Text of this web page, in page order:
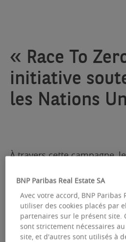
« Race To
initiative
les Nations
À travers cette campagne,
économique fondée sur la
des risques climatiques et
durable. Entreprises, villes,
financières et éducatives
BNP Paribas Real Estate SA
Avec votre accord, BNP Paribas
utiliser des cookies placés par
partenaires sur le présent site.
sont strictement nécessaires
site, et d'autres sont utilisés à